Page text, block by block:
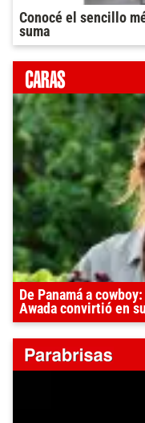
Conocé el sencillo
suma
De Panamá a
Awada convirtió en